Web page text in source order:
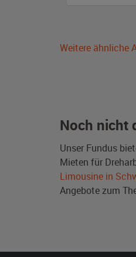
Weitere ähnliche
Noch nicht
Unser Fundus
Mieten für
Limousine in
Angebote zum